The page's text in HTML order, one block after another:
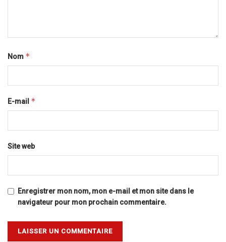
Nom *
E-mail *
Site web
Enregistrer mon nom, mon e-mail et mon site dans le
navigateur pour mon prochain commentaire.